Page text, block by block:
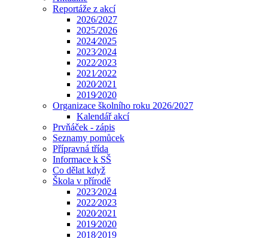
Reportáže z akcí
2026/2027
2025/2026
2024⁄2025
2023⁄2024
2022⁄2023
2021⁄2022
2020⁄2021
2019⁄2020
Organizace školního roku 2026/2027
Kalendář akcí
Prvňáček - zápis
Seznamy pomůcek
Přípravná třída
Informace k SŠ
Co dělat když
Škola v přírodě
2023⁄2024
2022⁄2023
2020⁄2021
2019⁄2020
2018⁄2019